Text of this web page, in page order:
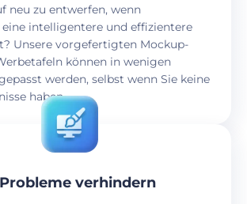
neu zu entwerfen, wenn
eine intelligentere und effizientere
Unsere vorgefertigten Mockup-
können in wenigen
werden, selbst wenn Sie keine
haben.
verhindern